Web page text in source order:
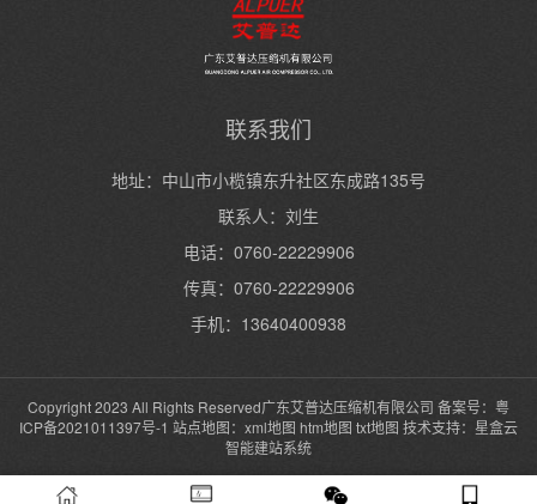
联系我们
地址：中山市小榄镇东升社区东成路135号
联系人：刘生
电话：0760-22229906
传真：0760-22229906
手机：13640400938
Copyright 2023 All Rights Reserved广东艾普达压缩机有限公司 备案号： 粤
ICP备2021011397号-1 站点地图： xml地图 htm地图 txt地图 技术支持： 星盒云
智能建站系统